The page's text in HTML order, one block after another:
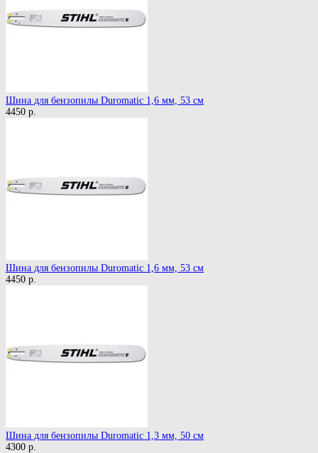
Шина для бензопилы Duromatic 1,6 мм, 53 см
4450 р.
Шина для бензопилы Duromatic 1,6 мм, 53 см
4450 р.
Шина для бензопилы Duromatic 1,3 мм, 50 см
4300 р.